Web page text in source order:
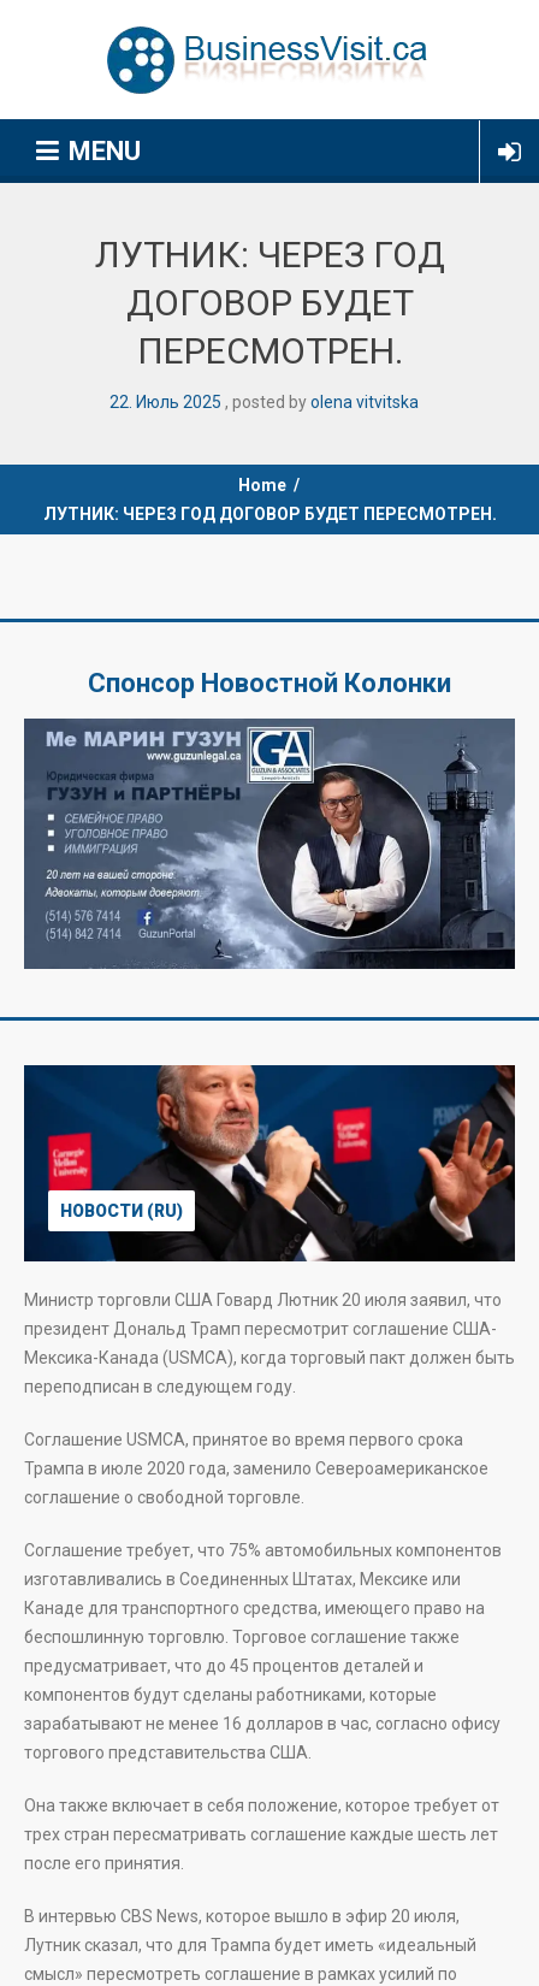
MENU
ЛУТНИК: ЧЕРЕЗ ГОД
ДОГОВОР БУДЕТ
ПЕРЕСМОТРЕН.
22 Июль 2025 posted byolena vitvitska
Home /
ЛУТНИК: ЧЕРЕЗ ГОД ДОГОВОР БУДЕТ ПЕРЕСМОТРЕН.
Спонсор Новостной Колонки
НОВОСТИ (RU)
Министр торговли США Говард Лютник 20 июля заявил, что
президент Дональд Трамп пересмотрит соглашение США-
Мексика-Канада (USMCA), когда торговый пакт должен быть
переподписан в следующем году.
Соглашение USMCA, принятое во время первого срока
Трампа в июле 2020 года, заменило Североамериканское
соглашение о свободной торговле.
Соглашение требует, что 75% автомобильных компонентов
изготавливались в Соединенных Штатах, Мексике или
Канаде для транспортного средства, имеющего право на
беспошлинную торговлю. Торговое соглашение также
предусматривает, что до 45 процентов деталей и
компонентов будут сделаны работниками, которые
зарабатывают не менее 16 долларов в час, согласно офису
торгового представительства США.
Она также включает в себя положение, которое требует от
трех стран пересматривать соглашение каждые шесть лет
после его принятия.
В интервью CBS News, которое вышло в эфир 20 июля,
Лутник сказал, что для Трампа будет иметь «идеальный
смысл» пересмотреть соглашение в рамках усилий по